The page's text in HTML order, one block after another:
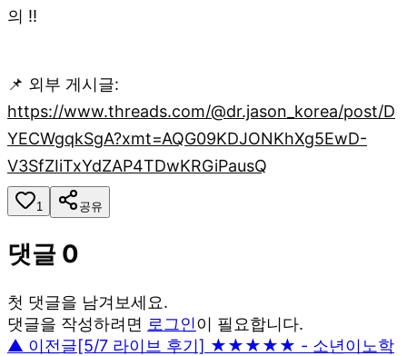
의 !!
📌 외부 게시글:
https://www.threads.com/@dr.jason_korea/post/D
YECWgqkSgA?xmt=AQG09KDJONKhXg5EwD-
V3SfZIiTxYdZAP4TDwKRGiPausQ
1 공유
댓글 0
첫 댓글을 남겨보세요.
댓글을 작성하려면 로그인이 필요합니다.
▲ 이전글[5/7 라이브 후기] ★★★★★ - 소년이노학